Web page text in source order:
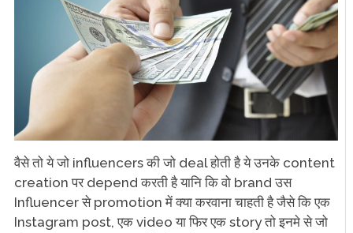
वैसे तो ये जो influencers की जो deal होती है ये उनके content
creation पर depend करती है यानि कि वो brand उस
Influencer से promotion में क्या करवाना चाहती है जैसे कि एक
Instagram post, एक video या फिर एक story तो इनमे से जो